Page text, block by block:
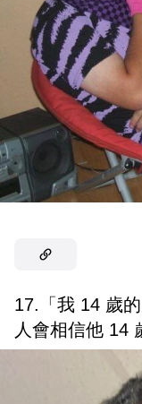
17.「我 14 歲
人會相信他 14